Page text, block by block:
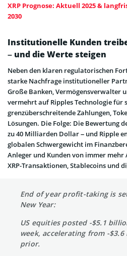
XRP Prognose: Aktuell 2025 &
2030
Institutionelle Kunden
– und die Werte steigen
Neben den klaren regulatorischen
starke Nachfrage institutioneller
Große Banken, Vermögensverwalter
vermehrt auf Ripples Technologie für
grenzüberschreitende Zahlungen,
Lösungen. Die Folge: Die Bewertung
zu 40 Milliarden Dollar – und Ripple
globalen Schwergewicht im
Anleger und Kunden von immer
XRP-Transaktionen, Stablecoins und
End of year profit-taking is
New Year:
US equities posted -$5.1
week, accelerating from -
prior.